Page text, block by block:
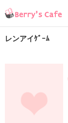
レンアイｹﾞｰﾑ